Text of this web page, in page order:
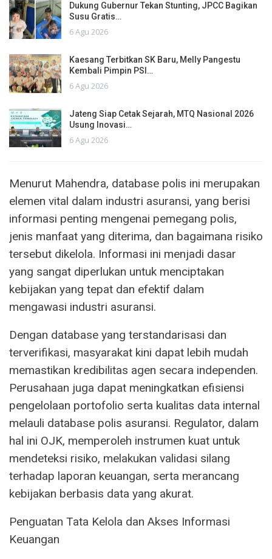
Dukung Gubernur Tekan Stunting, JPCC Bagikan
Susu Gratis…
6 Agu 2026
Kaesang Terbitkan SK Baru, Melly Pangestu
Kembali Pimpin PSI…
6 Agu 2026
Jateng Siap Cetak Sejarah, MTQ Nasional 2026
Usung Inovasi…
6 Agu 2026
Menurut Mahendra, database polis ini merupakan
elemen vital dalam industri asuransi, yang berisi
informasi penting mengenai pemegang polis,
jenis manfaat yang diterima, dan bagaimana risiko
tersebut dikelola. Informasi ini menjadi dasar
yang sangat diperlukan untuk menciptakan
kebijakan yang tepat dan efektif dalam
mengawasi industri asuransi.
Dengan database yang terstandarisasi dan
terverifikasi, masyarakat kini dapat lebih mudah
memastikan kredibilitas agen secara independen.
Perusahaan juga dapat meningkatkan efisiensi
pengelolaan portofolio serta kualitas data internal
melauli database polis asuransi. Regulator, dalam
hal ini OJK, memperoleh instrumen kuat untuk
mendeteksi risiko, melakukan validasi silang
terhadap laporan keuangan, serta merancang
kebijakan berbasis data yang akurat.
Penguatan Tata Kelola dan Akses Informasi
Keuangan